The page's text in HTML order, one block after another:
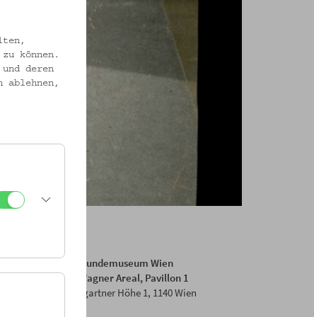
Volkskundemuseum Wien
Otto Wagner Areal, Pavillon 1
Baumgartner Höhe 1, 1140 Wien
können.
deren
ablehnen,